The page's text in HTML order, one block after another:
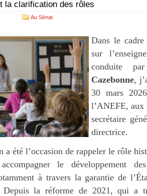
la clarification des rôles
Au Sénat
Dans le
sur
conduite
Cazebonne,
30 mars
l’ANEFE,
secrétaire
directrice.
a été l’occasion de rappeler le rôle
le développement
à travers la garantie de
Depuis la réforme de 2021, qui a